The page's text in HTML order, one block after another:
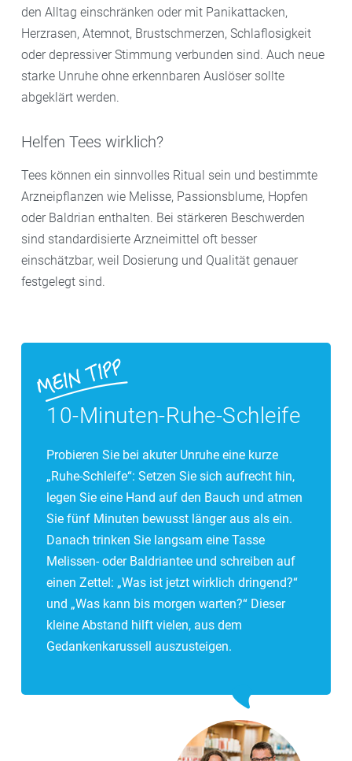
den Alltag einschränken oder mit Panikattacken,
Herzrasen, Atemnot, Brustschmerzen, Schlaflosigkeit
oder depressiver Stimmung verbunden sind. Auch neue
starke Unruhe ohne erkennbaren Auslöser sollte
abgeklärt werden.
Helfen Tees wirklich?
Tees können ein sinnvolles Ritual sein und bestimmte
Arzneipflanzen wie Melisse, Passionsblume, Hopfen
oder Baldrian enthalten. Bei stärkeren Beschwerden
sind standardisierte Arzneimittel oft besser
einschätzbar, weil Dosierung und Qualität genauer
festgelegt sind.
10-Minuten-Ruhe-Schleife
Probieren Sie bei akuter Unruhe eine kurze
„Ruhe-Schleife“: Setzen Sie sich aufrecht hin,
legen Sie eine Hand auf den Bauch und atmen
Sie fünf Minuten bewusst länger aus als ein.
Danach trinken Sie langsam eine Tasse
Melissen- oder Baldriantee und schreiben auf
einen Zettel: „Was ist jetzt wirklich dringend?“
und „Was kann bis morgen warten?“ Dieser
kleine Abstand hilft vielen, aus dem
Gedankenkarussell auszusteigen.